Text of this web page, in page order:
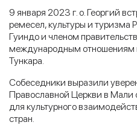
9 января 2023 г. о. Георгий
ремесел, культуры и туризма
Гуиндо и членом
международным отношениям
Тункара.
Собеседники выразили
Православной Церкви в Мали
для культурного
стран.